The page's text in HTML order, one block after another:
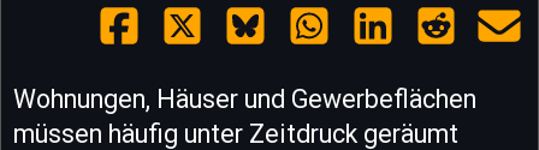
Wohnungen, Häuser und Gewerbeflächen
müssen häufig unter Zeitdruck geräumt